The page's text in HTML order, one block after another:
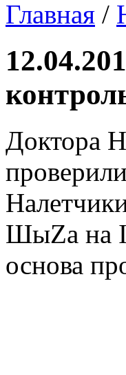
Главная /
Доктора
ШыZa на
основа